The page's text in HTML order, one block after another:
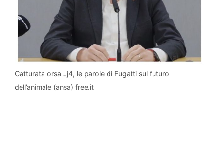
Catturata orsa Jj4, le parole di Fugatti sul futuro
dell’animale (ansa) free.it